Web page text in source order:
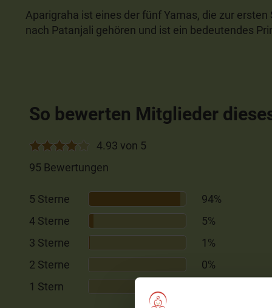
Aparigraha ist eines der fünf Yamas, die zur
nach Patanjali gehören und ist ein bedeutendes
So bewerten Mitglieder
4.93 von 5
95 Bewertungen
5 Sterne
94%
4 Sterne
5%
3 Sterne
1%
2 Sterne
0%
1 Stern